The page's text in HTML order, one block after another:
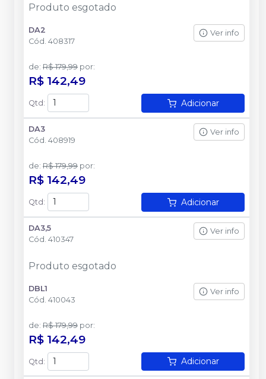
Produto esgotado
DA2
Cód. 408317
Ver info
de: R$ 179,99 por:
R$ 142,49
Qtd : Adicionar
DA3
Cód. 408919
Ver info
de: R$ 179,99 por:
R$ 142,49
Qtd : Adicionar
DA3,5
Cód. 410347
Ver info
Produto esgotado
DBL1
Cód. 410043
Ver info
de: R$ 179,99 por:
R$ 142,49
Qtd: Adicionar